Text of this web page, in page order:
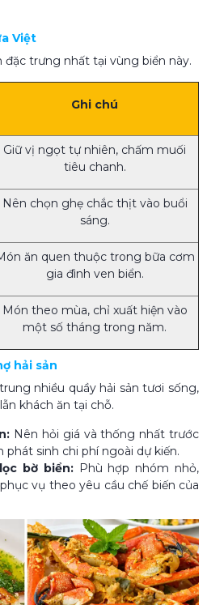
Việt
đặc trưng nhất tại vùng biển này.
Ghi chú
Giữ vị ngọt tự nhiên, chấm muối
tiêu chanh.
Nên chọn ghẹ chắc thịt vào buổi
sáng.
ăn quen thuộc trong bữa cơm
gia đình ven biển.
Món theo mùa, chỉ xuất hiện vào
một số tháng trong năm.
hải sản
nhiều quầy hải sản tươi sống,
khách ăn tại chỗ.
Nên hỏi giá và thống nhất trước
phát sinh chi phí ngoài dự kiến.
bờ biển:Phù hợp nhóm nhỏ,
vụ theo yêu cầu chế biến của